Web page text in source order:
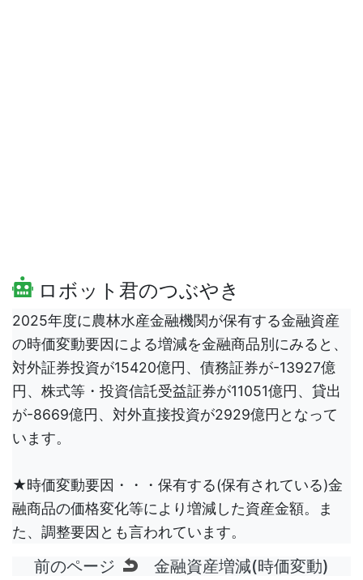
ロボット君のつぶやき
2025年度に農林水産金融機関が保有する金融資産
の時価変動要因による増減を金融商品別にみると、
対外証券投資が15420億円、債務証券が-13927億
円、株式等・投資信託受益証券が11051億円、貸出
が-8669億円、対外直接投資が2929億円となって
います。
★時価変動要因・・・保有する(保有されている)金
融商品の価格変化等により増減した資産金額。ま
た、調整要因とも言われています。
前のページ 金融資産増減(時価変動)